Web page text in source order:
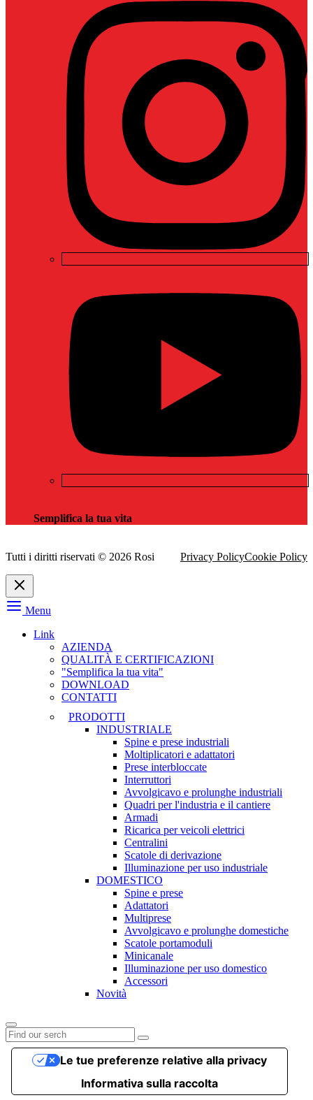
Semplifica la tua vita
Tutti i diritti riservati © 2026 Rosi Privacy PolicyCookie Policy
Menu
Link
AZIENDA
QUALITÀ E CERTIFICAZIONI
"Semplifica la tua vita"
DOWNLOAD
CONTATTI
PRODOTTI
INDUSTRIALE
Spine e prese industriali
Moltiplicatori e adattatori
Prese interbloccate
Interruttori
Avvolgicavo e prolunghe industriali
Quadri per l'industria e il cantiere
Armadi
Ricarica per veicoli elettrici
Centralini
Scatole di derivazione
Illuminazione per uso industriale
DOMESTICO
Spine e prese
Adattatori
Multiprese
Avvolgicavo e prolunghe domestiche
Scatole portamoduli
Minicanale
Illuminazione per uso domestico
Accessori
Novità
Informativa sulla raccolta
Le tue preferenze relative alla privacy